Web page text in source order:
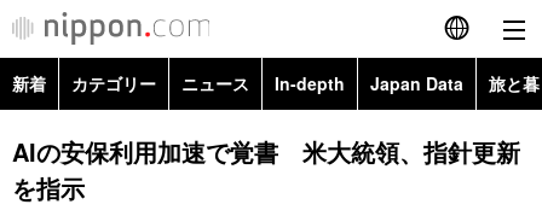
English
简体字
新着 カテゴリー ニュース In-depth Japan Data 旅と
政治・外交
経済・ビジネス
Topics
AIの安保利用加速で覚書 米大統領、指針更新
を指示